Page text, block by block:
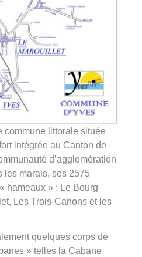
commune littorale située
intégrée au Canton de
d’agglomération
les marais, ses 2575
hameaux » : Le Bourg
Les Trois-Canons et les
quelques corps de
» telles la Cabane